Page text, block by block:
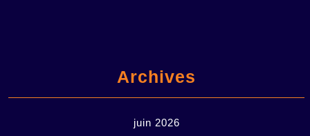
Archives
juin 2026